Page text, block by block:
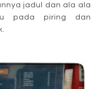
jadul dan ala ala
pada piring dan